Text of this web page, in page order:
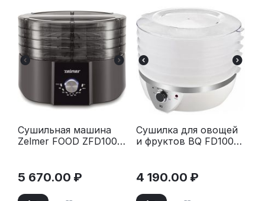
Сушильная машина
Zelmer FOOD ZFD1004
5 670.00 ₽
Сушилка для овощей
и фруктов BQ FD1002
4 190.00 ₽